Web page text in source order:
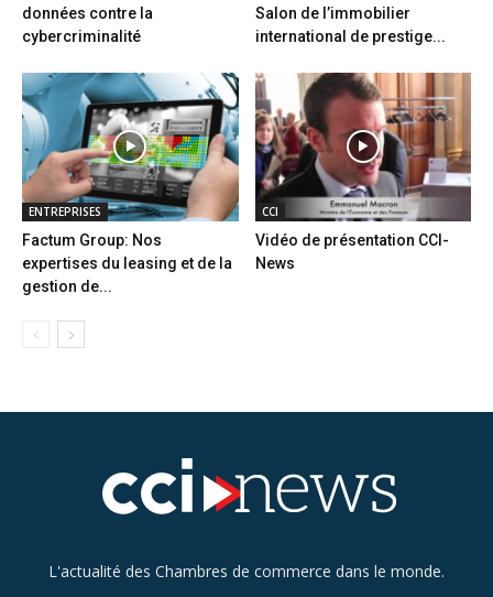
données contre la
cybercriminalité
Salon de l’immobilier
international de prestige...
ENTREPRISES
Factum Group: Nos
expertises du leasing et de la
gestion de...
CCI
Vidéo de présentation CCI-
News
L'actualité des Chambres de commerce dans le monde.